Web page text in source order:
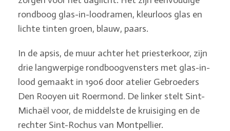
rondboog glas-in-loodramen, kleurloos glas en
lichte tinten groen, blauw, paars.
In de apsis, de muur achter het priesterkoor, zijn
drie langwerpige rondboogvensters met glas-in-
lood gemaakt in 1906 door atelier Gebroeders
Den Rooyen uit Roermond. De linker stelt Sint-
Michaël voor, de middelste de kruisiging en de
rechter Sint-Rochus van Montpellier.